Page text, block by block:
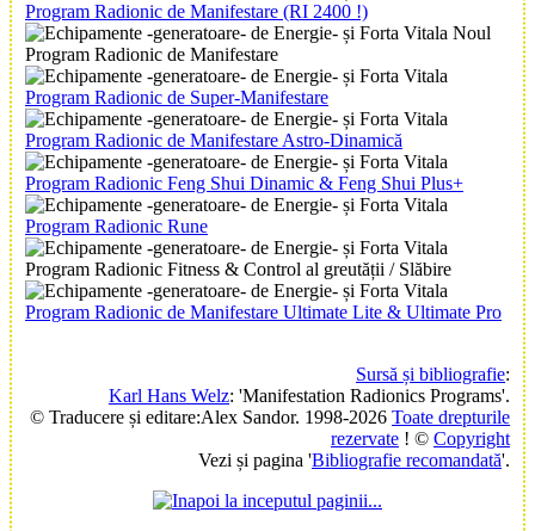
Program Radionic de Manifestare (RI 2400 !)
Noul
Program Radionic de Manifestare
Program Radionic de Super-Manifestare
Program Radionic de Manifestare Astro-Dinamică
Program Radionic Feng Shui Dinamic & Feng Shui Plus+
Program Radionic Rune
Program Radionic Fitness & Control al greutății / Slăbire
Program Radionic de Manifestare Ultimate Lite & Ultimate Pro
Sursă și bibliografie:
Karl Hans Welz: 'Manifestation Radionics Programs'.
© Traducere și editare:Alex Sandor. 1998-2026 Toate drepturile
rezervate ! © Copyright
Vezi și pagina 'Bibliografie recomandată'.